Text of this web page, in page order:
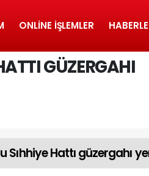
ONLINE İŞLEMLER
GÜZERGAHI
Sıhhiye Hattı güzergahı